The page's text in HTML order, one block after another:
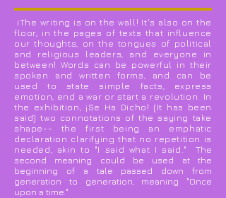
iThe writing is on the wall! It's also on the
floor, in the pages of texts that influence
our thoughts, on the tongues of political
and religious leaders, and everyone in
between! Words can be powerful in their
spoken and written forms, and can be
used to state simple facts, express
emotion, end a war or start a revolution. In
the exhibition, ¡Se Ha Dicho! (It has been
said) two connotations of the saying take
shape-- the first being an emphatic
declaration clarifying that no repetition is
needed, akin to "I said what I said."
The
second meaning could be used at the
beginning of a tale passed down from
generation to generation, meaning "Once
upon a time."